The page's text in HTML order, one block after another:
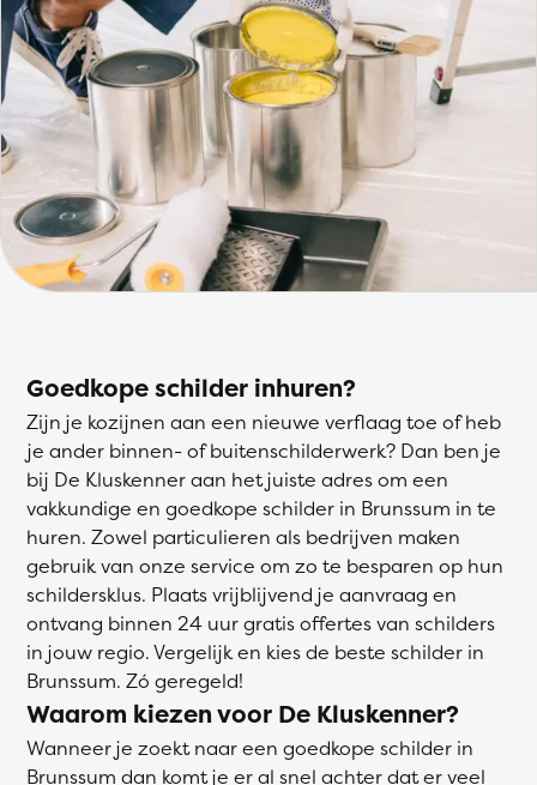
Goedkope schilder inhuren?
Zijn je kozijnen aan een nieuwe verflaag toe of heb
je ander binnen- of buitenschilderwerk? Dan ben je
bij De Kluskenner aan het juiste adres om een
vakkundige en goedkope schilder in Brunssum in te
huren. Zowel particulieren als bedrijven maken
gebruik van onze service om zo te besparen op hun
schildersklus. Plaats vrijblijvend je aanvraag en
ontvang binnen 24 uur gratis offertes van schilders
in jouw regio. Vergelijk en kies de beste schilder in
Brunssum. Zó geregeld!
Waarom kiezen voor De Kluskenner?
Wanneer je zoekt naar een goedkope schilder in
Brunssum dan komt je er al snel achter dat er veel